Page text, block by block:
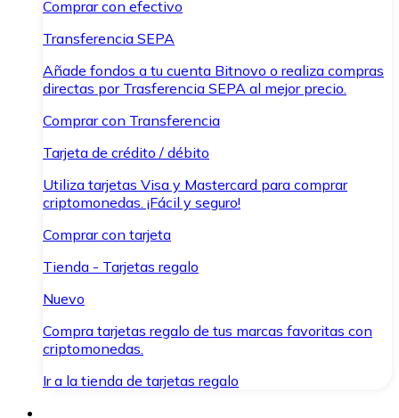
Comprar con efectivo
Transferencia SEPA
Añade fondos a tu cuenta Bitnovo o realiza compras
directas por Trasferencia SEPA al mejor precio.
Comprar con Transferencia
Tarjeta de crédito / débito
Utiliza tarjetas Visa y Mastercard para comprar
criptomonedas. ¡Fácil y seguro!
Comprar con tarjeta
Tienda - Tarjetas regalo
Nuevo
Compra tarjetas regalo de tus marcas favoritas con
criptomonedas.
Ir a la tienda de tarjetas regalo